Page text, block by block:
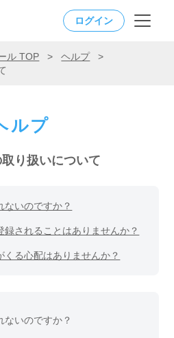
ログイン
ル TOP > ヘルプ
>
ルプ
り扱いについて
ないのですか？
されることはありませんか？
る心配はありませんか？
ないのですか？